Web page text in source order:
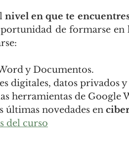
nivel en que te
de formarse en
y Documentos.
digitales, datos privados
herramientas de Google
últimas novedades en
del curso